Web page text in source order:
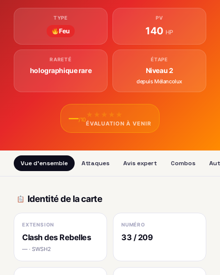
TYPE
Feu
PV
140 HP
RARETÉ
holographique rare
ÉTAPE
Niveau 2
depuis Mélancolux
—/10
★ ★ ★ ★ ★
ÉVALUATION À VENIR
Vue d'ensemble Attaques Avis expert Combos
Identité de la carte
EXTENSION
Clash des Rebelles
— · SWSH2
NUMÉRO
33 / 209